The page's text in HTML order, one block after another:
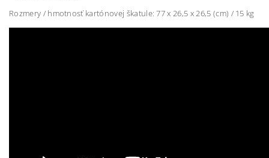
Rozmery / hmotnosť kartónovej škatule: 77 x 26,5 x 26,5 (cm) / 15 kg